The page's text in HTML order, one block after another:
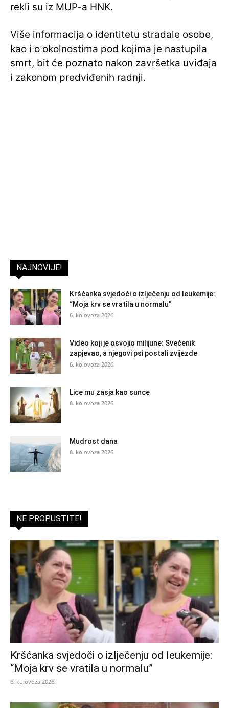
rekli su iz MUP-a HNK.
Više informacija o identitetu stradale osobe,
kao i o okolnostima pod kojima je nastupila
smrt, bit će poznato nakon završetka uviđaja
i zakonom predviđenih radnji.
NAJNOVIJE!
Kršćanka svjedoči o izlječenju od leukemije:
“Moja krv se vratila u normalu”
6. kolovoza 2026.
Video koji je osvojio milijune: Svećenik
zapjevao, a njegovi psi postali zvijezde
6. kolovoza 2026.
Lice mu zasja kao sunce
6. kolovoza 2026.
Mudrost dana
6. kolovoza 2026.
NE PROPUSTITE!
Kršćanka svjedoči o izlječenju od leukemije:
“Moja krv se vratila u normalu”
6. kolovoza 2026.